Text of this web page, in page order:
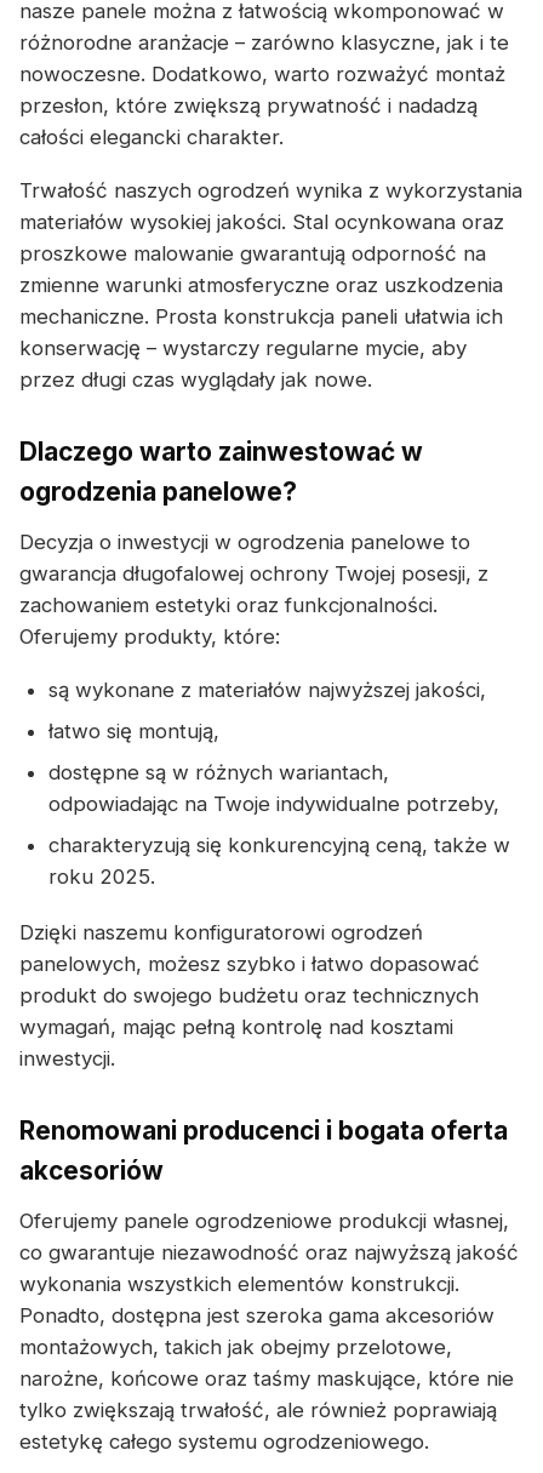
nasze panele można z łatwością wkomponować w
różnorodne aranżacje – zarówno klasyczne, jak i te
nowoczesne. Dodatkowo, warto rozważyć montaż
przesłon, które zwiększą prywatność i nadadzą
całości elegancki charakter.
Trwałość naszych ogrodzeń wynika z wykorzystania
materiałów wysokiej jakości. Stal ocynkowana oraz
proszkowe malowanie gwarantują odporność na
zmienne warunki atmosferyczne oraz uszkodzenia
mechaniczne. Prosta konstrukcja paneli ułatwia ich
konserwację – wystarczy regularne mycie, aby
przez długi czas wyglądały jak nowe.
Dlaczego warto zainwestować w
ogrodzenia panelowe?
Decyzja o inwestycji w ogrodzenia panelowe to
gwarancja długofalowej ochrony Twojej posesji, z
zachowaniem estetyki oraz funkcjonalności.
Oferujemy produkty, które:
są wykonane z materiałów najwyższej jakości,
łatwo się montują,
dostępne są w różnych wariantach,
odpowiadając na Twoje indywidualne potrzeby,
charakteryzują się konkurencyjną ceną, także w
roku 2025.
Dzięki naszemu konfiguratorowi ogrodzeń
panelowych, możesz szybko i łatwo dopasować
produkt do swojego budżetu oraz technicznych
wymagań, mając pełną kontrolę nad kosztami
inwestycji.
Renomowani producenci i bogata oferta
akcesoriów
Oferujemy panele ogrodzeniowe produkcji własnej,
co gwarantuje niezawodność oraz najwyższą jakość
wykonania wszystkich elementów konstrukcji.
Ponadto, dostępna jest szeroka gama akcesoriów
montażowych, takich jak obejmy przelotowe,
narożne, końcowe oraz taśmy maskujące, które nie
tylko zwiększają trwałość, ale również poprawiają
estetykę całego systemu ogrodzeniowego.